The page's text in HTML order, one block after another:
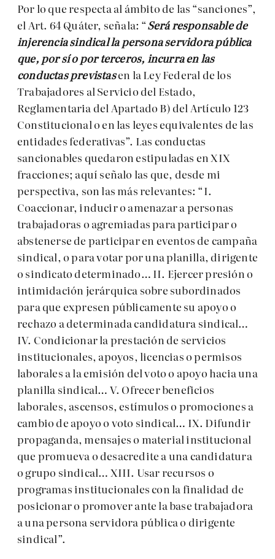
Por lo que respecta al ámbito de las “sanciones”,
el Art. 64 Quáter, señala: “Será responsable de
injerencia sindical la persona servidora pública
que, por sí o por terceros, incurra en las
conductas previstasen la Ley Federal de los
Trabajadores al Servicio del Estado,
Reglamentaria del Apartado B) del Artículo 123
Constitucional o en las leyes equivalentes de las
entidades federativas”. Las conductas
sancionables quedaron estipuladas en XIX
fracciones; aquí señalo las que, desde mi
perspectiva, son las más relevantes: “I.
Coaccionar, inducir o amenazar a personas
trabajadoras o agremiadas para participar o
abstenerse de participar en eventos de campaña
sindical, o para votar por una planilla, dirigente
o sindicato determinado… II. Ejercer presión o
intimidación jerárquica sobre subordinados
para que expresen públicamente su apoyo o
rechazo a determinada candidatura sindical…
IV. Condicionar la prestación de servicios
institucionales, apoyos, licencias o permisos
laborales a la emisión del voto o apoyo hacia una
planilla sindical… V. Ofrecer beneficios
laborales, ascensos, estímulos o promociones a
cambio de apoyo o voto sindical… IX. Difundir
propaganda, mensajes o material institucional
que promueva o desacredite a una candidatura
o grupo sindical… XIII. Usar recursos o
programas institucionales con la finalidad de
posicionar o promover ante la base trabajadora
a una persona servidora pública o dirigente
sindical”.